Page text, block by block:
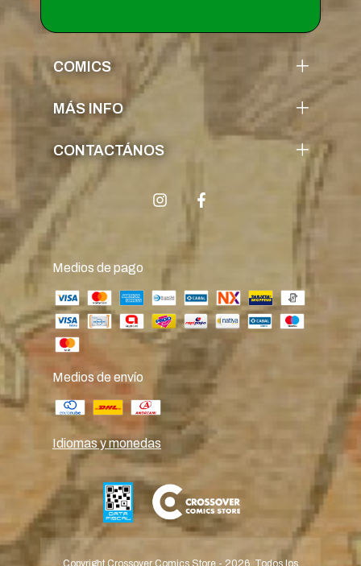
COMICS
MÁS INFO
CONTACTÁNOS
Medios de pago
Medios de envío
Idiomas y monedas
Copyright Crossover Comics Store - 2026. Todos los